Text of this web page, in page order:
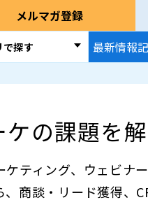
メルマガ登録
で探す 最新情報
ケの課題を
ケティング、ウェビナ
、商談・リード獲得、